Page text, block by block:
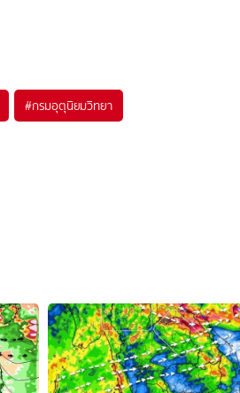
#กรมอุตุนิยมวิทยา